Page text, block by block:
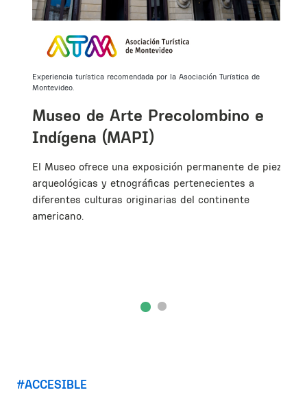
Experiencia turística recomendada por la Asociación Turística de
Montevideo.
Museo de Arte Precolombino e
Indígena (MAPI)
El Museo ofrece una exposición permanente de piezas
arqueológicas y etnográficas pertenecientes a
diferentes culturas originarias del continente
americano.
ACCESIBLE